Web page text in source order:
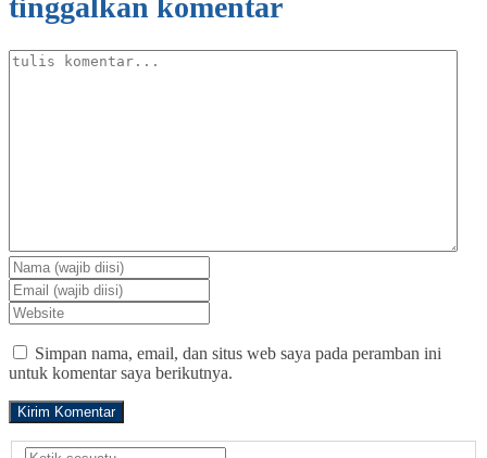
Simpan nama, email, dan situs web saya pada peramban ini
untuk komentar saya berikutnya.